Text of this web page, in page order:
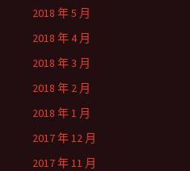
2018 年 5 月
2018 年 4 月
2018 年 3 月
2018 年 2 月
2018 年 1 月
2017 年 12 月
2017 年 11 月